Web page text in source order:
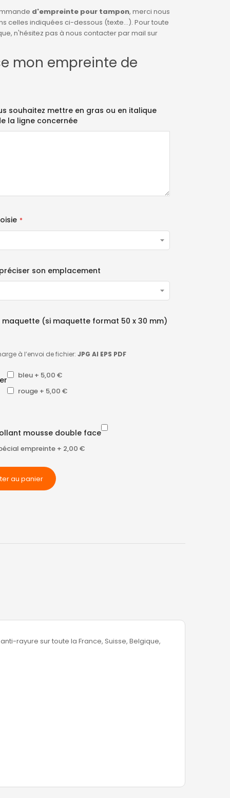
d'empreinte pour tampon, merci nous
celles indiquées ci-dessous (texte...). Pour toute
n'hésitez pas à nous contacter par mail sur
mon empreinte de
souhaitez mettre en gras ou en italique
la ligne concernée
son emplacement
(si maquette format 50 x 30 mm)
à l’envoi de fichier: JPG AI EPS PDF
bleu + 5,00 €
rouge + 5,00 €
mousse double face
empreinte + 2,00 €
au panier
rayure sur toute la France, Suisse, Belgique,